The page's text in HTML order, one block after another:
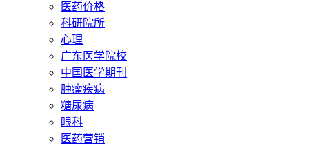
医药价格
科研院所
心理
广东医学院校
中国医学期刊
肿瘤疾病
糖尿病
眼科
医药营销